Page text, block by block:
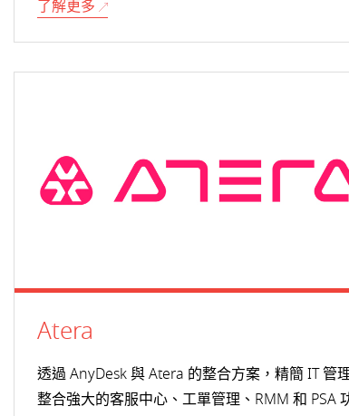
了解更多
Atera
透過 AnyDesk 與 Atera 的整合方案，精簡 IT 管
整合強大的客服中心、工單管理、RMM 和 PSA